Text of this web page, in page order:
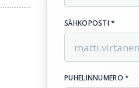
SÄHKÖPOSTI *
PUHELINNUMERO *